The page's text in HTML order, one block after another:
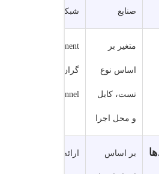
صنایع شبکه
متغیر بر
اساس نوع
تست، کابل
و محل اجرا
Permanent
گران‌تر از
Channel
بر اساس ارائه نتیجه